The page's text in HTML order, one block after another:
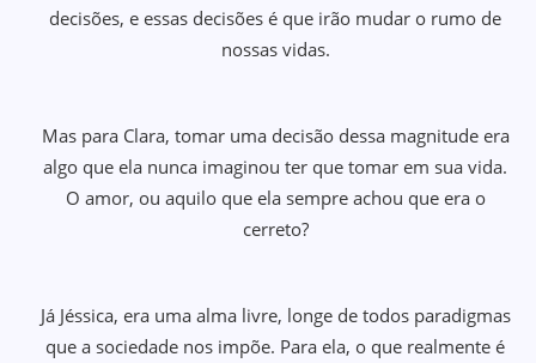
decisões, e essas decisões é que irão mudar o rumo de
nossas vidas.
Mas para Clara, tomar uma decisão dessa magnitude era
algo que ela nunca imaginou ter que tomar em sua vida.
O amor, ou aquilo que ela sempre achou que era o
cerreto?
Já Jéssica, era uma alma livre, longe de todos paradigmas
que a sociedade nos impõe. Para ela, o que realmente é